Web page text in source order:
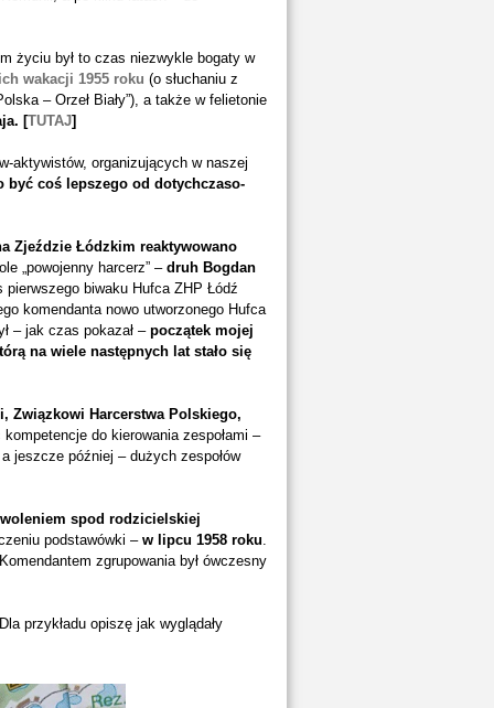
życiu był to czas niezwykle bogaty w
wakacji 1955 roku (o słuchaniu z
– Orzeł Biały”), a także w felietonie
[TUTAJ]
aktywistów, organizujących w naszej
być coś lepszego od dotychczaso-
Zjeździe Łódzkim reaktywowano
„powojenny harcerz” – druh Bogdan
pierwszego biwaku Hufca ZHP Łódź
komendanta nowo utworzonego Hufca
– jak czas pokazał – początek mojej
na wiele następnych lat stało się
Związkowi Harcerstwa Polskiego,
do kierowania zespołami –
jeszcze później – dużych zespołów
spod rodzicielskiej
podstawówki – w lipcu 1958 roku.
zgrupowania był ówczesny
przykładu opiszę jak wyglądały